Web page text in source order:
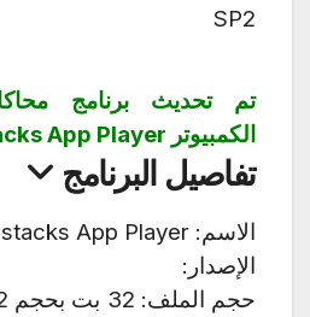
SP2
تم تحديث برنامج
الكمبيوتر App Player
تفاصيل البرنامج
الاسم: Bluestacks App Player
الإصدار: